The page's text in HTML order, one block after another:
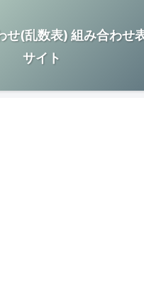
せ(乱数表) 組み合わせ
サイト